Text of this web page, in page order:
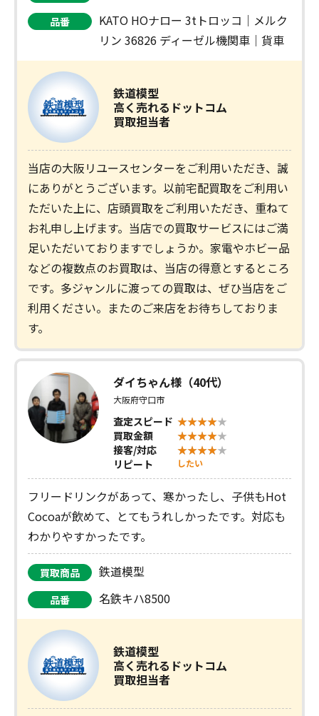
品番
KATO HOナロー 3tトロッコ｜メルク
リン 36826 ディーゼル機関車｜貨車
鉄道模型
高く売れるドットコム
買取担当者
当店の大阪リユースセンターをご利用いただき、誠
にありがとうございます。以前宅配買取をご利用い
ただいた上に、店頭買取をご利用いただき、重ねて
お礼申し上げます。当店での買取サービスにはご満
足いただいておりますでしょうか。家電やホビー品
などの複数点のお買取は、当店の得意とするところ
です。多ジャンルに渡っての買取は、ぜひ当店をご
利用ください。またのご来店をお待ちしておりま
す。
ダイちゃん様（40代）
大阪府守口市
査定スピード
買取金額
接客/対応
リピート
したい
フリードリンクがあって、寒かったし、子供もHot
Cocoaが飲めて、とてもうれしかったです。対応も
わかりやすかったです。
買取商品 鉄道模型
品番 名鉄キハ8500
鉄道模型
高く売れるドットコム
買取担当者